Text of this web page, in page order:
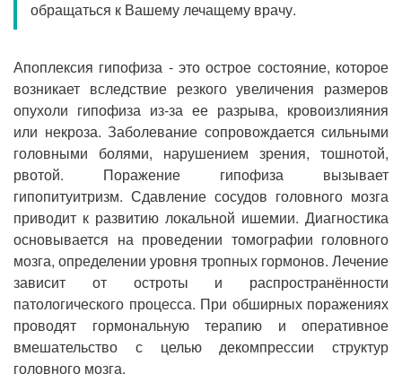
обращаться к Вашему лечащему врачу.
Апоплексия гипофиза - это острое состояние, которое
возникает вследствие резкого увеличения размеров
опухоли гипофиза из-за ее разрыва, кровоизлияния
или некроза. Заболевание сопровождается сильными
головными болями, нарушением зрения, тошнотой,
рвотой. Поражение гипофиза вызывает
гипопитуитризм. Сдавление сосудов головного мозга
приводит к развитию локальной ишемии. Диагностика
основывается на проведении томографии головного
мозга, определении уровня тропных гормонов. Лечение
зависит от остроты и распространённости
патологического процесса. При обширных поражениях
проводят гормональную терапию и оперативное
вмешательство с целью декомпрессии структур
головного мозга.